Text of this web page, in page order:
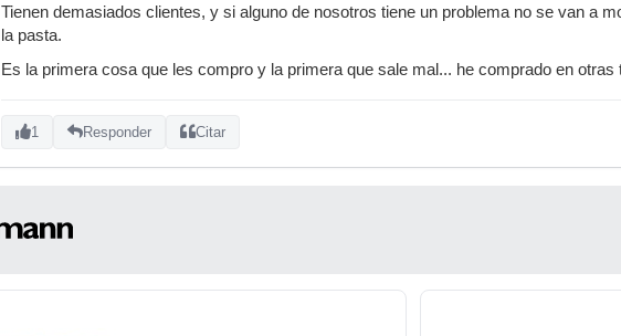
Tienen demasiados clientes, y si alguno de nosotros tiene un problema no se van a
la pasta.
Es la primera cosa que les compro y la primera que sale mal... he comprado en
1 Responder Citar